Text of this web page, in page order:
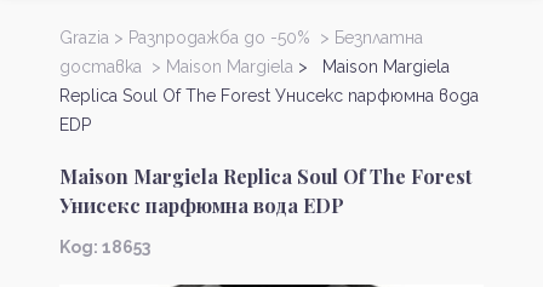
Grazia > Разпродажба до -50% > Безплатна
доставка > Maison Margiela > Maison Margiela
Replica Soul Of The Forest Унисекс парфюмна вода
EDP
Maison Margiela Replica Soul Of The Forest
Унисекс парфюмна вода EDP
Kод: 18653